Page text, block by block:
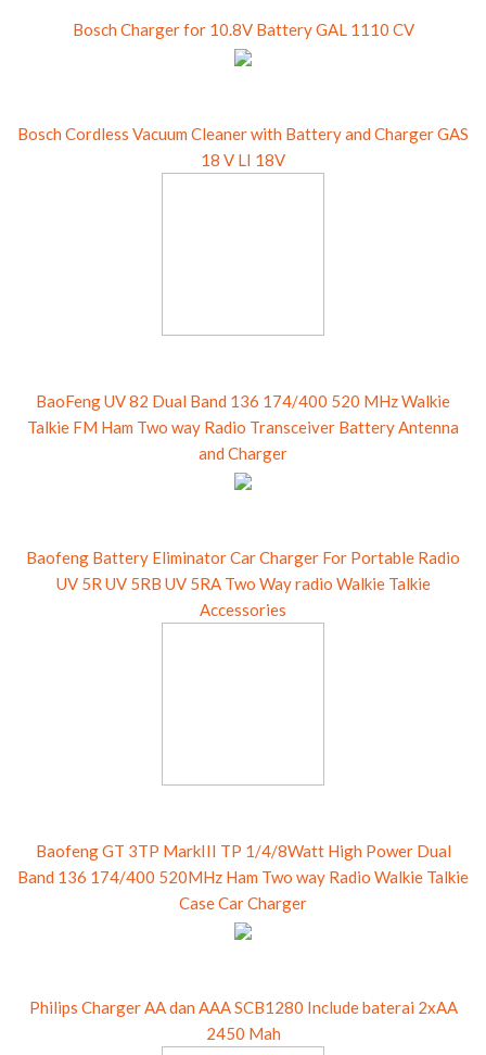
Bosch Charger for 10.8V Battery GAL 1110 CV
Bosch Cordless Vacuum Cleaner with Battery and Charger GAS
18 V LI 18V
BaoFeng UV 82 Dual Band 136 174/400 520 MHz Walkie
Talkie FM Ham Two way Radio Transceiver Battery Antenna
and Charger
Baofeng Battery Eliminator Car Charger For Portable Radio
UV 5R UV 5RB UV 5RA Two Way radio Walkie Talkie
Accessories
Baofeng GT 3TP MarkIII TP 1/4/8Watt High Power Dual
Band 136 174/400 520MHz Ham Two way Radio Walkie Talkie
Case Car Charger
Philips Charger AA dan AAA SCB1280 Include baterai 2xAA
2450 Mah